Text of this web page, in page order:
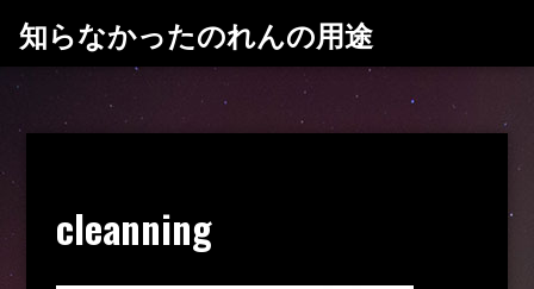
テ
ス
プ
知らなかったのれんの用途
cleanning